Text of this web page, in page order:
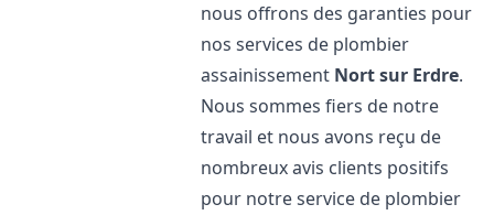
nous offrons des garanties pour
nos services de plombier
assainissement Nort sur Erdre.
Nous sommes fiers de notre
travail et nous avons reçu de
nombreux avis clients positifs
pour notre service de plombier